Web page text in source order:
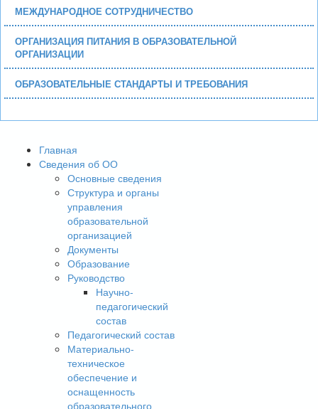
МЕЖДУНАРОДНОЕ СОТРУДНИЧЕСТВО
ОРГАНИЗАЦИЯ ПИТАНИЯ В ОБРАЗОВАТЕЛЬНОЙ
ОРГАНИЗАЦИИ
ОБРАЗОВАТЕЛЬНЫЕ СТАНДАРТЫ И ТРЕБОВАНИЯ
Главная
Сведения об ОО
Основные сведения
Структура и органы
управления
образовательной
организацией
Документы
Образование
Руководство
Научно-
педагогический
состав
Педагогический состав
Материально-
техническое
обеспечение и
оснащенность
образовательного